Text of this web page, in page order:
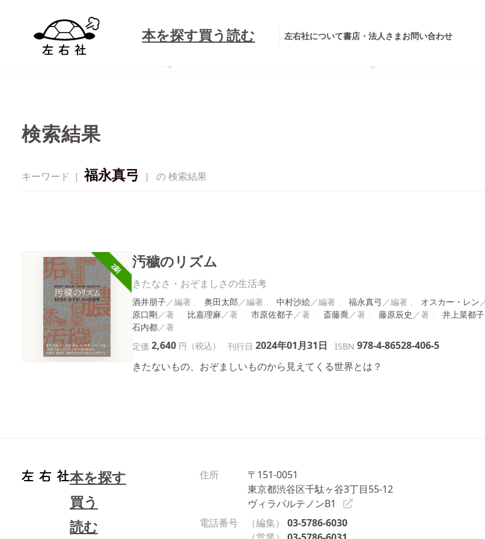
本を探す買う読む 左右社について書店・法人さまお問い合わせ
検索結果
キーワード［ 福永真弓 ］ の 検索結果
2刷 汚穢のリズム
きたなさ・おぞましさの生活考
酒井朋子 奥田太郎 中村沙絵 福永真弓 オスカー・レン
原口剛
比嘉理麻 市原佐都子 斎藤喬 藤原辰史 井上菜都子
石内都
定価 2,640 円（税込） 刊行日 2024年01月31日 ISBN 978-4-86528-406-5
きたないもの、おぞましいものから見えてくる世界とは？
本を探す
買う
読む
住所
〒151-0051
東京都渋谷区千駄ヶ谷3丁目55-12
ヴィラパルテノンB1
電話番号
（編集）
03-5786-6030